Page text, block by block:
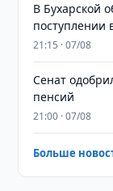
В Бухарской
поступлении
21:15 · 07/08
Сенат
пенсий
21:00 · 07/08
Больше